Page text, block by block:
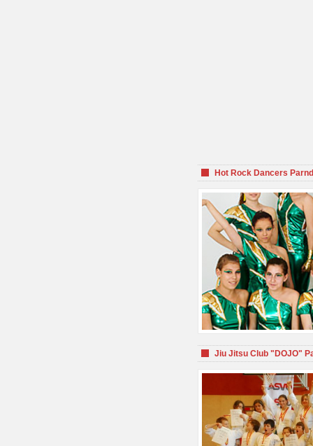
Hot Rock Dancers
Jiu Jitsu Club "DOJO"